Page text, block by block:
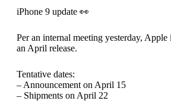
iPhone 9 update 👀
Per an internal meeting yesterday,
an April release.
Tentative dates:
– Announcement on April 15
– Shipments on April 22